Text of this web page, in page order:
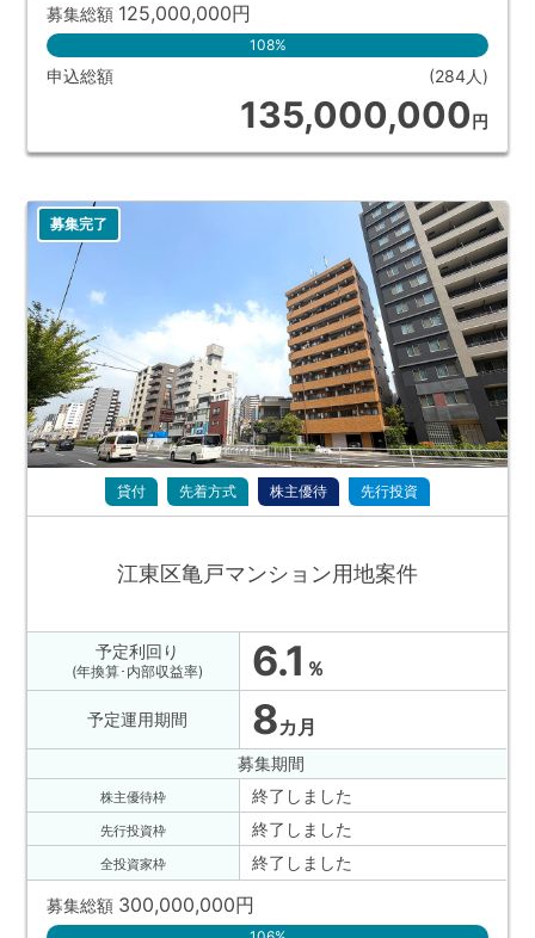
募集総額 125,000,000円
108%
申込総額 (284人)
135,000,000円
募集完了
貸付 先着方式 株主優待 先行投資
江東区亀戸マンション用地案件
予定利回り
(年換算･内部収益率) 6.1 ％
予定運用期間 8カ月
募集期間
株主優待枠
先行投資枠
全投資家枠
終了しました
終了しました
終了しました
募集総額 300,000,000円